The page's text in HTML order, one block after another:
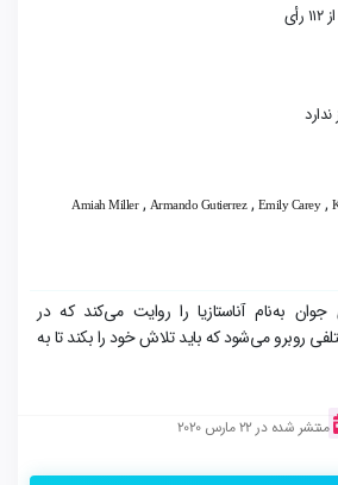
از 112 رأی
ندارد
Amiah Miller, Armando Gutierrez, Emily Carey,
به‌نام آناستازیا را روایت می‌کند که در
روبرو می‌شود که باید تلاش خود را بکند تا به
منتشر شده در 22 مارس 2020